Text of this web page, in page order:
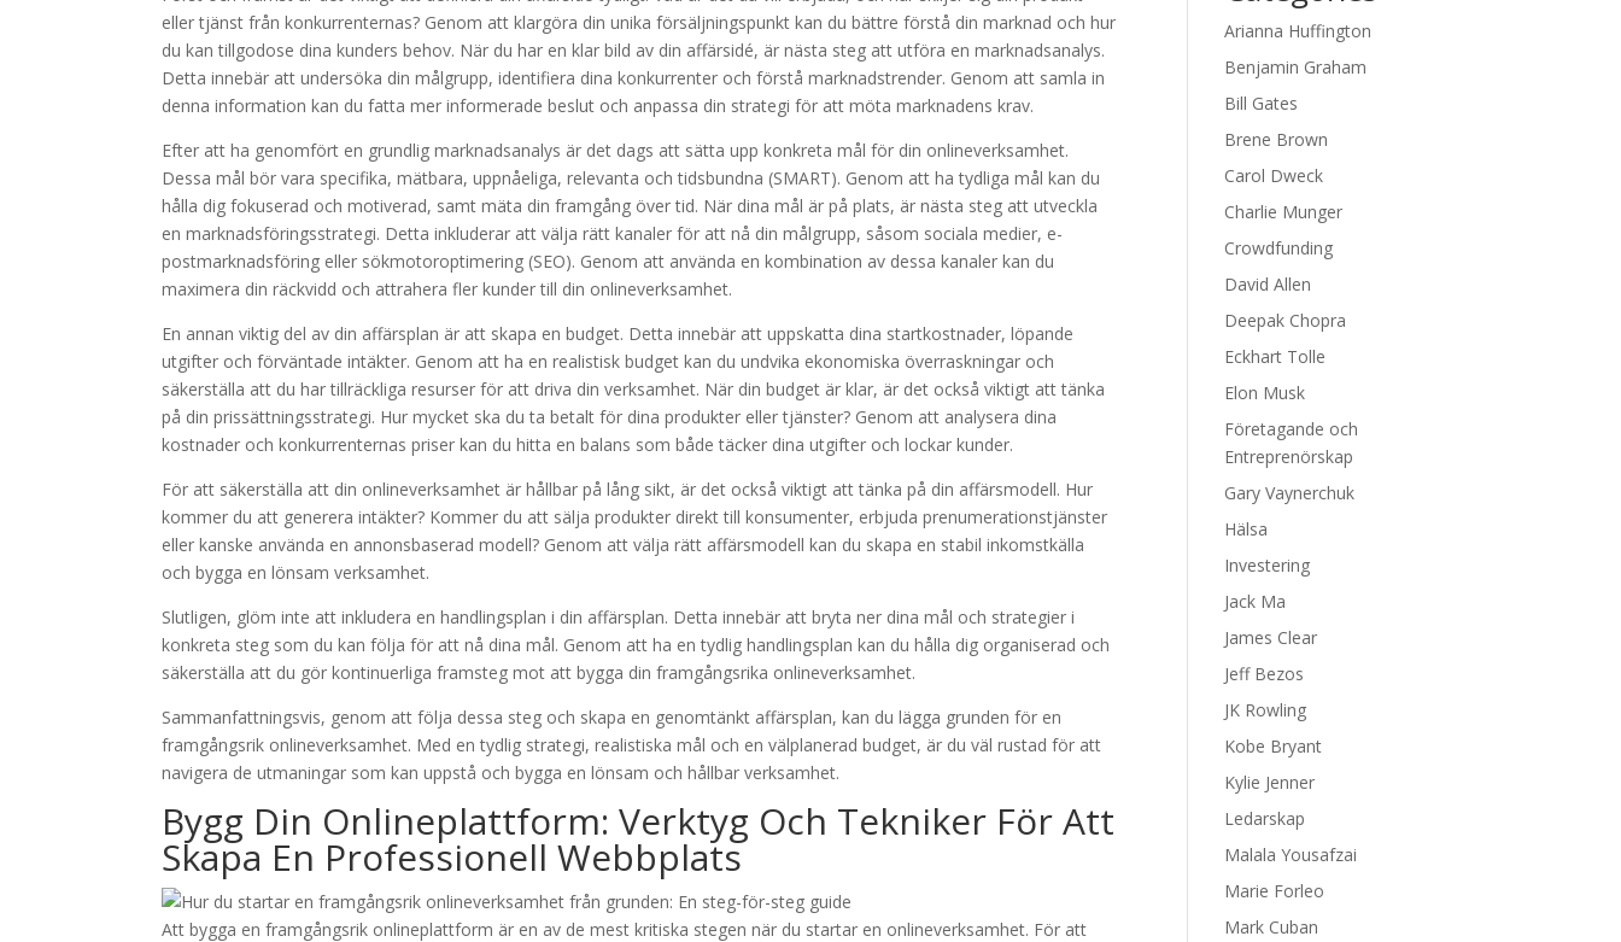
eller tjänst från konkurrenternas? Genom att klargöra din unika försäljningspunkt kan du bättre förstå din marknad och hur
du kan tillgodose dina kunders behov. När du har en klar bild av din affärsidé, är nästa steg att utföra en marknadsanalys.
Detta innebär att undersöka din målgrupp, identifiera dina konkurrenter och förstå marknadstrender. Genom att samla in
denna information kan du fatta mer informerade beslut och anpassa din strategi för att möta marknadens krav.
Efter att ha genomfört en grundlig marknadsanalys är det dags att sätta upp konkreta mål för din onlineverksamhet.
Dessa mål bör vara specifika, mätbara, uppnåeliga, relevanta och tidsbundna (SMART). Genom att ha tydliga mål kan du
hålla dig fokuserad och motiverad, samt mäta din framgång över tid. När dina mål är på plats, är nästa steg att utveckla
en marknadsföringsstrategi. Detta inkluderar att välja rätt kanaler för att nå din målgrupp, såsom sociala medier, e-
postmarknadsföring eller sökmotoroptimering (SEO). Genom att använda en kombination av dessa kanaler kan du
maximera din räckvidd och attrahera fler kunder till din onlineverksamhet.
En annan viktig del av din affärsplan är att skapa en budget. Detta innebär att uppskatta dina startkostnader, löpande
utgifter och förväntade intäkter. Genom att ha en realistisk budget kan du undvika ekonomiska överraskningar och
säkerställa att du har tillräckliga resurser för att driva din verksamhet. När din budget är klar, är det också viktigt att tänka
på din prissättningsstrategi. Hur mycket ska du ta betalt för dina produkter eller tjänster? Genom att analysera dina
kostnader och konkurrenternas priser kan du hitta en balans som både täcker dina utgifter och lockar kunder.
För att säkerställa att din onlineverksamhet är hållbar på lång sikt, är det också viktigt att tänka på din affärsmodell. Hur
kommer du att generera intäkter? Kommer du att sälja produkter direkt till konsumenter, erbjuda prenumerationstjänster
eller kanske använda en annonsbaserad modell? Genom att välja rätt affärsmodell kan du skapa en stabil inkomstkälla
och bygga en lönsam verksamhet.
Slutligen, glöm inte att inkludera en handlingsplan i din affärsplan. Detta innebär att bryta ner dina mål och strategier i
konkreta steg som du kan följa för att nå dina mål. Genom att ha en tydlig handlingsplan kan du hålla dig organiserad och
säkerställa att du gör kontinuerliga framsteg mot att bygga din framgångsrika onlineverksamhet.
Sammanfattningsvis, genom att följa dessa steg och skapa en genomtänkt affärsplan, kan du lägga grunden för en
framgångsrik onlineverksamhet. Med en tydlig strategi, realistiska mål och en välplanerad budget, är du väl rustad för att
navigera de utmaningar som kan uppstå och bygga en lönsam och hållbar verksamhet.
Bygg Din Onlineplattform: Verktyg Och Tekniker För Att
Skapa En Professionell Webbplats
Att bygga en framgångsrik onlineplattform är en av de mest kritiska stegen när du startar en onlineverksamhet. För att
Arianna Huffington
Benjamin Graham
Bill Gates
Brene Brown
Carol Dweck
Charlie Munger
Crowdfunding
David Allen
Deepak Chopra
Eckhart Tolle
Elon Musk
Företagande och
Entreprenörskap
Gary Vaynerchuk
Hälsa
Investering
Jack Ma
James Clear
Jeff Bezos
JK Rowling
Kobe Bryant
Kylie Jenner
Ledarskap
Malala Yousafzai
Marie Forleo
Mark Cuban